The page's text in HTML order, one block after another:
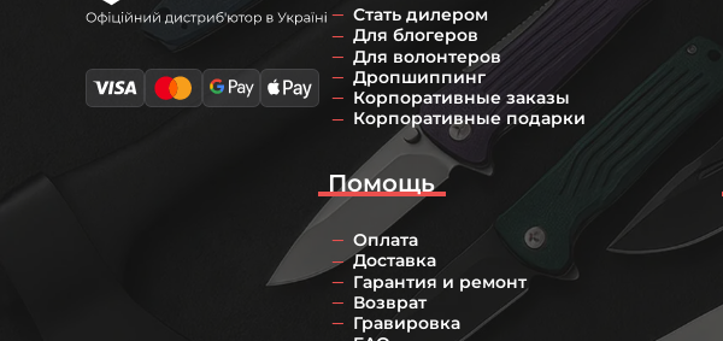
Стать дилером
Для блогеров
Для волонтеров
Дропшиппинг
Корпоративные заказы
Корпоративные подарки
Помощь
Оплата
Доставка
Гарантия и ремонт
Возврат
Гравировка